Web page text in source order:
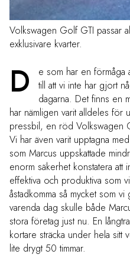
Volkswagen Golf GTI passar
exklusivare kvarter.
D
e som har en förmåga
till att vi inte har gjort
dagarna. Det finns en
har nämligen varit alldeles för
pressbil, en röd Volkswagen
Vi har även varit upptagna
som Marcus uppskattade
enorm säkerhet konstatera att
effektiva och produktiva som
åstadkomma så mycket som
varenda dag skulle både
stora företag just nu. En
kortare sträcka under hela sitt
lite drygt 50 timmar.